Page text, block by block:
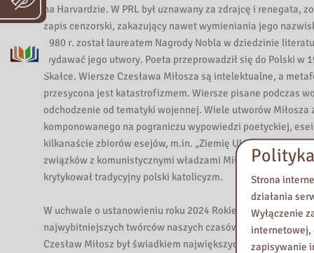
e
w
ó
d
z
k
a
i
m
.
K
o
m
i
na Harvardzie. W PRL był uznawany za zdrajcę i renegata,
zapis cenzorski, zakazujący nawet wymieniania jego
1980 r. został laureatem Nagrody Nobla w dziedzinie
wydawać jego utwory. Poeta przeprowadził się do Polski w
Skałce. Wiersze Czesława Miłosza są intelektualne, a
przesycona jest katastrofizmem. Wiersze pisane podczas
odchodzenie od tematyki wojennej. Wiele utworów
komponowanego na pograniczu wypowiedzi poetyckiej,
kilkanaście zbiorów esejów, m.in. „Ziemię Ulro”, „Ogród
związków z komunistycznymi władzami Miłosz wyrażał w
krytykował tradycyjny polski katolicyzm.
W uchwale o ustanowieniu roku 2024 Rokiem Czesława
najwybitniejszych twórców naszych czasów, który na
Czesław Miłosz był świadkiem największych wydarzeń
Strona
działania
Wyłączenie
internetowej,
zapisywanie